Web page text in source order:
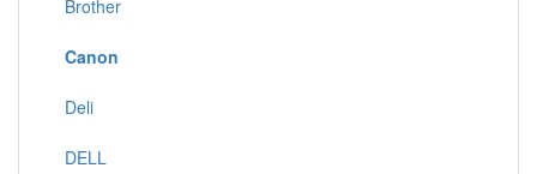
Brother
Canon
Deli
DELL